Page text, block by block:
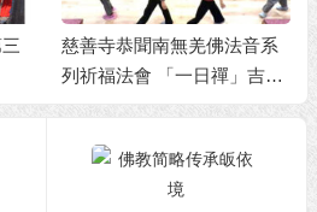
慈善寺恭聞南無羌佛法音系
列祈福法會 「一日禪」吉祥
殊勝 禪悅輕安